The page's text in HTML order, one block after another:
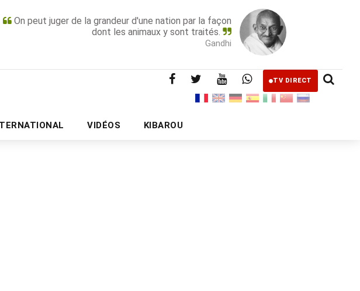
On peut juger de la grandeur d'une nation par la façon
dont les animaux y sont traités.
Gandhi
TV DIRECT
VIDÉOS KIBAROU